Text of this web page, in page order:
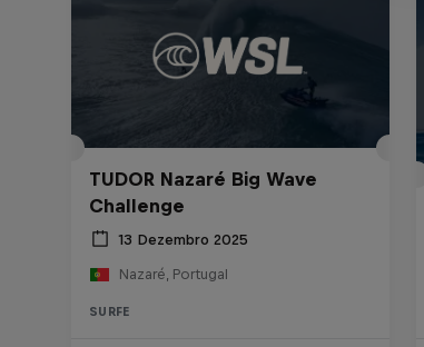
TUDOR Nazaré Big Wave
Challenge
13 Dezembro 2025
Nazaré, Portugal
SURFE